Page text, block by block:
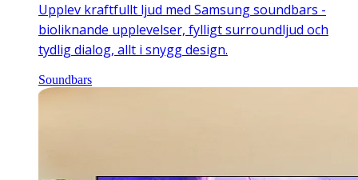
Upplev kraftfullt ljud med Samsung soundbars -
bioliknande upplevelser, fylligt surroundljud och
tydlig dialog, allt i snygg design.
Soundbars